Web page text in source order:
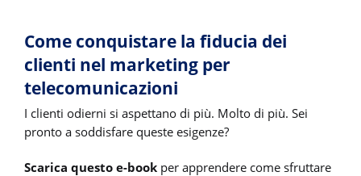
Come conquistare la fiducia dei
clienti nel marketing per
telecomunicazioni
I clienti odierni si aspettano di più. Molto di più. Sei
pronto a soddisfare queste esigenze?
Scarica questo e-bookper apprendere come sfruttare